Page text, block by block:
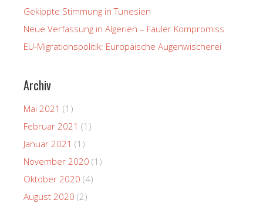
Gekippte Stimmung in Tunesien
Neue Verfassung in Algerien – Fauler Kompromiss
EU-Migrationspolitik: Europäische Augenwischerei
Archiv
Mai 2021 (1)
Februar 2021 (1)
Januar 2021 (1)
November 2020 (1)
Oktober 2020 (4)
August 2020 (2)